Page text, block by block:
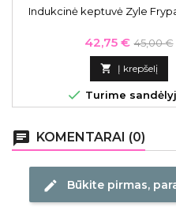
Indukcinė keptuvė Zyle
Kaina
42,75 € Bazinė
kaina
45,00 €
 Į krepšelį
 Turime
chat KOMENTARAI (0)
edit Būkite pirmas,